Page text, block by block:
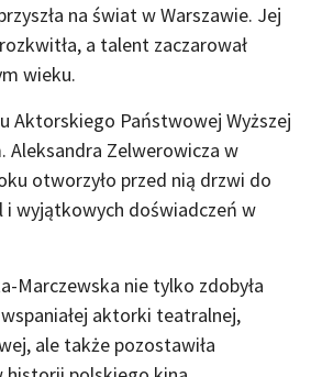
na świat w Warszawie. Jej
a talent zaczarował
wieku.
Aktorskiego Państwowej Wyższej
Aleksandra Zelwerowicza w
otworzyło przed nią drzwi do
i wyjątkowych doświadczeń w
Marczewska nie tylko zdobyła
aktorki teatralnej,
ale także pozostawiła